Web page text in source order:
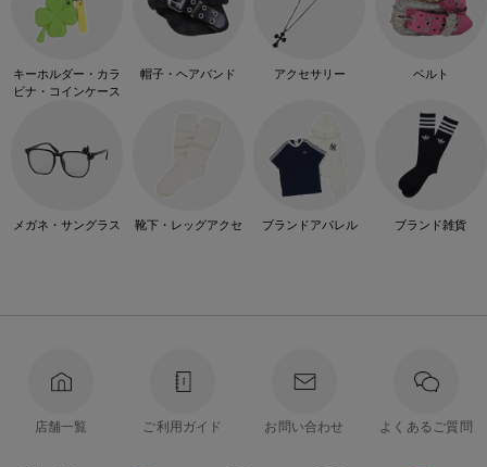
キーホルダー・カラ
ビナ・コインケース
帽子・ヘアバンド アクセサリー ベルト
メガネ・サングラス 靴下・レッグアクセ ブランドアパレル ブランド雑貨
店舗一覧 ご利用ガイド お問い合わせ よくあるご質問